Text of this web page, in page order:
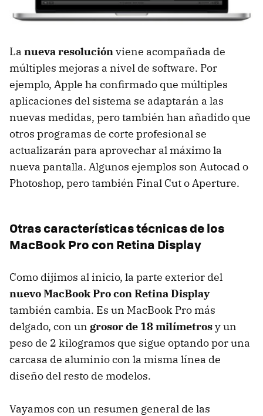
La nueva resoluciónviene acompañada de
múltiples mejoras a nivel de software. Por
ejemplo, Apple ha confirmado que múltiples
aplicaciones del sistema se adaptarán a las
nuevas medidas, pero también han añadido que
otros programas de corte profesional se
actualizarán para aprovechar al máximo la
nueva pantalla. Algunos ejemplos son Autocad o
Photoshop, pero también Final Cut o Aperture.
Otras características técnicas de los
MacBook Pro con Retina Display
Como dijimos al inicio, la parte exterior del
nuevo MacBook Pro con Retina Display
también cambia. Es un MacBook Pro más
delgado, con un grosor de 18 milímetrosy un
peso de 2 kilogramos que sigue optando por una
carcasa de aluminio con la misma línea de
diseño del resto de modelos.
Vayamos con un resumen general de las